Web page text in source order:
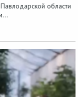
области